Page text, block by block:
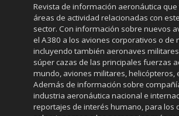
Revista de información aeronáutica que
áreas de actividad relacionadas con
sector. Con información sobre nuevos
el A380 a los aviones corporativos o de
incluyendo también aeronaves
súper cazas de las principales fuerzas
mundo, aviones militares, helicópteros,
Además de información sobre
industria aeronáutica nacional e
reportajes de interés humano, para los